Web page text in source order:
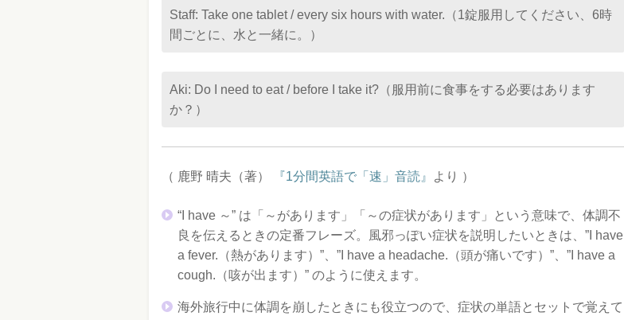
Staff: Take one tablet / every six hours with water.（1錠服用してください、6時
間ごとに、水と一緒に。）
Aki: Do I need to eat / before I take it?（服用前に食事をする必要はあります
か？）
（ 鹿野 晴夫（著） 『1分間英語で「速」音読』 より ）
“I have ～” は「～があります」「～の症状があります」という意味で、体調不
良を伝えるときの定番フレーズ。風邪っぽい症状を説明したいときは、”I have
a fever.（熱があります）”、”I have a headache.（頭が痛いです）”、”I have a
cough.（咳が出ます）” のように使えます。
海外旅行中に体調を崩したときにも役立つので、症状の単語とセットで覚えて